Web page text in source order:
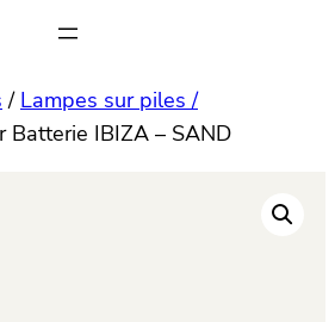
/ Lampes sur piles /
Batterie IBIZA – SAND